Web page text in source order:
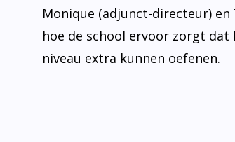
Monique (adjunct-directeur)
hoe de school ervoor zorgt
niveau extra kunnen oefenen.